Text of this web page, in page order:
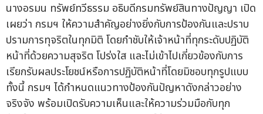
นางอรมน ทรัพย์ทวีธรรม อธิบดีกรมทรัพย์สินทางปัญญา เปิด
เผยว่า กรมฯ ให้ความสำคัญอย่างยิ่งกับการป้องกันและปราบ
ปรามการทุจริตในทุกมิติ โดยกำชับให้เจ้าหน้าที่ทุกระดับปฏิบัติ
หน้าที่ด้วยความสุจริต โปร่งใส และไม่เข้าไปเกี่ยวข้องกับการ
เรียกรับผลประโยชน์หรือการปฏิบัติหน้าที่โดยมิชอบทุกรูปแบบ
ทั้งนี้ กรมฯ ได้กำหนดแนวทางป้องกันปัญหาดังกล่าวอย่าง
จริงจัง พร้อมเปิดรับความเห็นและให้ความร่วมมือกับทุก